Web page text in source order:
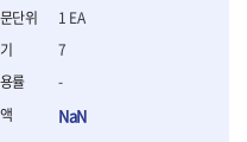
1 EA
7
-
NaN